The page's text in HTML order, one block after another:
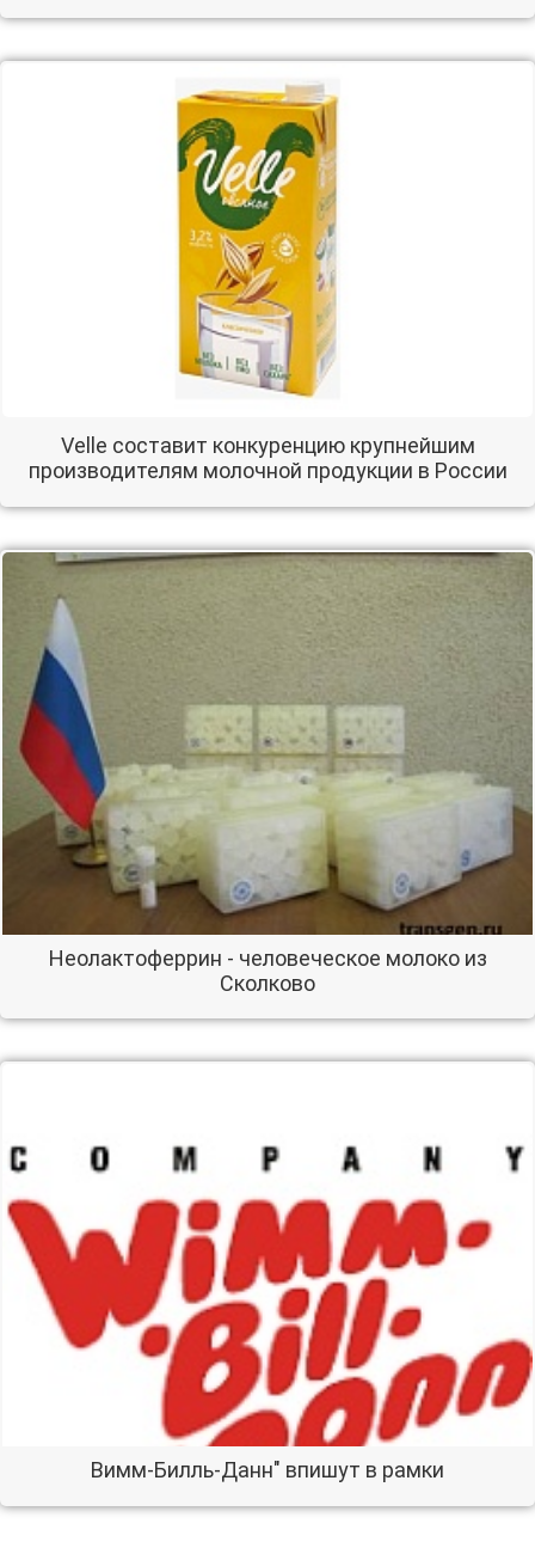
Velle составит конкуренцию крупнейшим
производителям молочной продукции в России
Неолактоферрин - человеческое молоко из
Сколково
Вимм-Билль-Данн" впишут в рамки